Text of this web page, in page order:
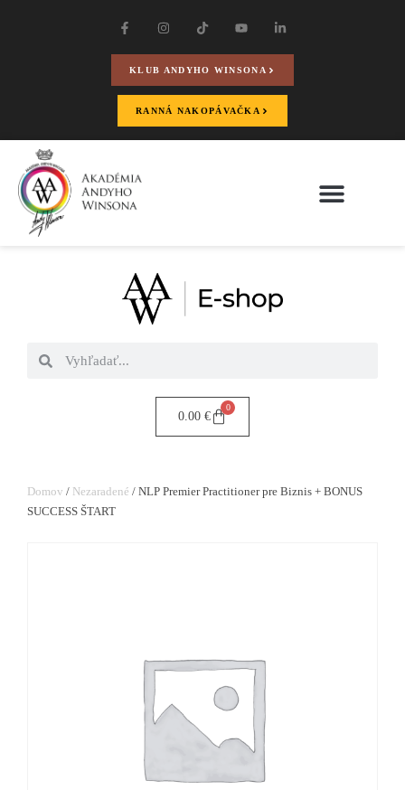
KLUB ANDYHO WINSONA
RANNÁ NAKOPÁVAČKA
0.00 €
0
Domov / Nezaradené / NLP Premier Practitioner pre Biznis + BONUS
SUCCESS ŠTART